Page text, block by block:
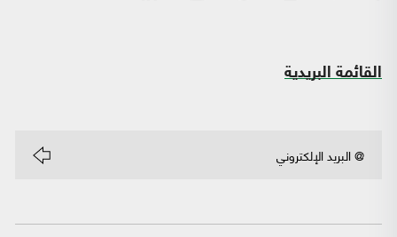
القائمة البريدية